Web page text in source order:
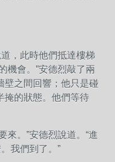
，此時他們抵達樓梯
機會。”安德烈敲了兩
壁之間回響；他只是碰
掩的狀態。他們等待
來。”安德烈說道。“進
我們到了。”